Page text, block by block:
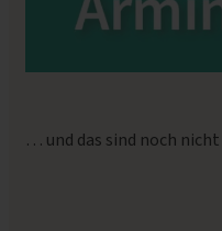
… und das sind noch